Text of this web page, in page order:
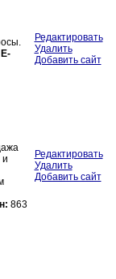
E-
Редактировать
Удалить
Добавить сайт
и
863
Редактировать
Удалить
Добавить сайт